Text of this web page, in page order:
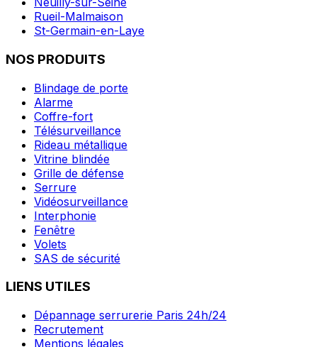
Rueil-Malmaison
St-Germain-en-Laye
NOS PRODUITS
Blindage de porte
Alarme
Coffre-fort
Télésurveillance
Rideau métallique
Vitrine blindée
Grille de défense
Serrure
Vidéosurveillance
Interphonie
Fenêtre
Volets
SAS de sécurité
LIENS UTILES
Dépannage serrurerie Paris 24h/24
Recrutement
Mentions légales